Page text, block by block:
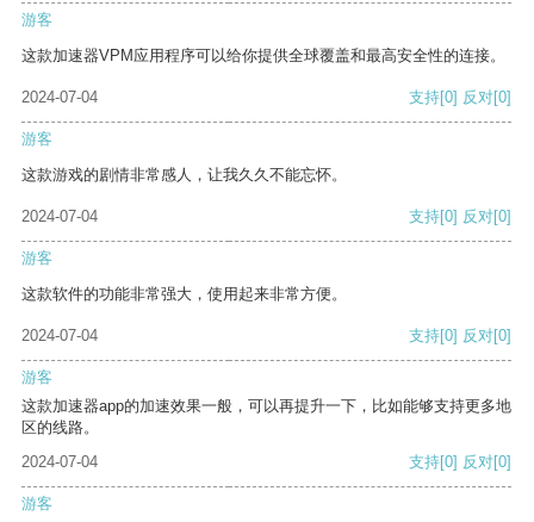
游客
这款加速器VPM应用程序可以给你提供全球覆盖和最高安全性的连接。
2024-07-04 支持[0] 反对[0]
游客
这款游戏的剧情非常感人，让我久久不能忘怀。
2024-07-04 支持[0] 反对[0]
游客
这款软件的功能非常强大，使用起来非常方便。
2024-07-04 支持[0] 反对[0]
游客
这款加速器app的加速效果一般，可以再提升一下，比如能够支持更多地
区的线路。
2024-07-04
支持[0] 反对[0]
游客